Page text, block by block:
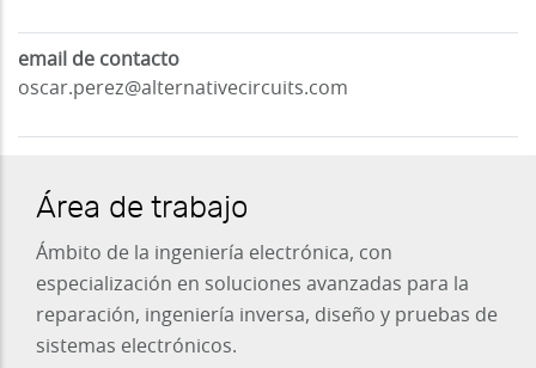
email de contacto
oscar.perez@alternativecircuits.com
Área de trabajo
Ámbito de la ingeniería electrónica, con
especialización en soluciones avanzadas para la
reparación, ingeniería inversa, diseño y pruebas de
sistemas electrónicos.